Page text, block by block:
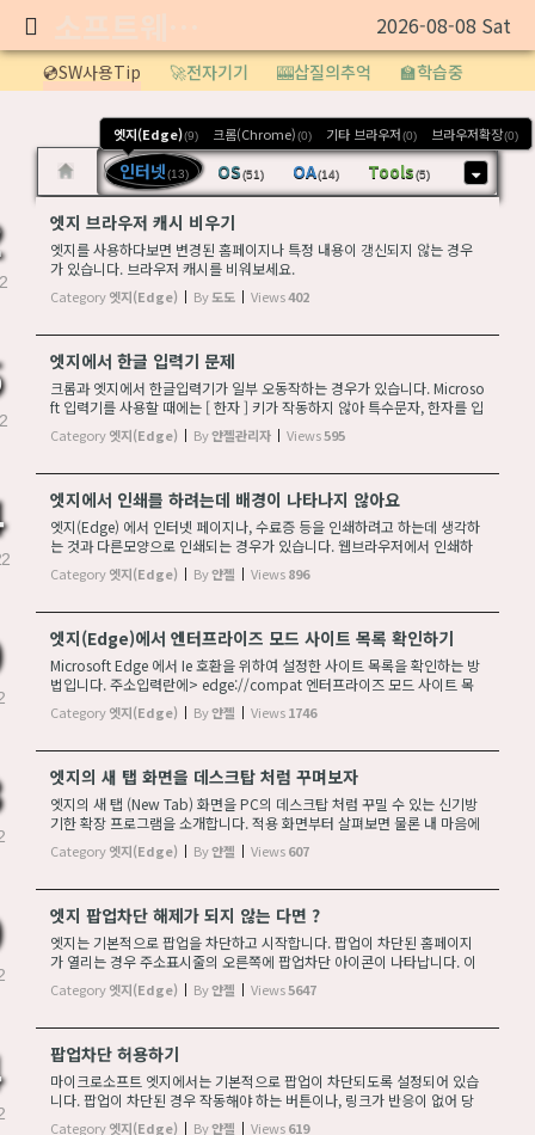
2026-08-08 Sat
💿SW사용Tip 🚀전자기기 🎰삽질의추억 🏫학습중
인터넷(13)
엣지(Edge)(9) 크롬(Chrome)(0) 기타 브라우저(0) 브라우저확장(0)
OS(51) OA(14) Tools(5)
엣지 브라우저 캐시 비우기
엣지를 사용하다보면 변경된 홈페이지나 특정 내용이 갱신되지 않는 경우
가 있습니다. 브라우저 캐시를 비워보세요.
Category엣지(Edge) By도도 Views402
엣지에서 한글 입력기 문제
크롬과 엣지에서 한글입력기가 일부 오동작하는 경우가 있습니다. Microso
ft 입력기를 사용할 때에는 [ 한자 ] 키가 작동하지 않아 특수문자, 한자를 입
력할 수 없습니다. 한컴 입력기를 사용할 때에는 한글이 ㅇㅣㄹㅓㅎㄱㅔ 자
소가 분리되어 입력됩니다. [조...
Category엣지(Edge) By얀젤관리자 Views595
엣지에서 인쇄를 하려는데 배경이 나타나지 않아요
엣지(Edge) 에서 인터넷 페이지나, 수료증 등을 인쇄하려고 하는데 생각하
는 것과 다른모양으로 인쇄되는 경우가 있습니다. 웹브라우저에서 인쇄하
는 경우 배경을 인쇄하지 않도록 기본 설정 되어 있기 때문에 발생하는 문제
입니다. 인쇄 버튼을 눌러 인쇄화면...
Category엣지(Edge) By얀젤 Views896
엣지(Edge)에서 엔터프라이즈 모드 사이트 목록 확인하기
Microsoft Edge 에서 Ie 호환을 위하여 설정한 사이트 목록을 확인하는 방
법입니다. 주소입력란에> edge://compat 엔터프라이즈 모드 사이트 목
록이 나오면 업데이트 강제 적용 버튼을 클릭하여 변경사항을 강제로 업데
이트 할 수 있습니다.
Category엣지(Edge) By얀젤 Views1746
엣지의 새 탭 화면을 데스크탑 처럼 꾸며보자
엣지의 새 탭 (New Tab) 화면을 PC의 데스크탑 처럼 꾸밀 수 있는 신기방
기한 확장 프로그램을 소개합니다. 적용 화면부터 살펴보면 물론 내 마음에
드는 모양으로 꾸미려면 시간을 좀 투자해야 합니다. 설치는 Edge 추가 기
능에서 Desktop New Tab 을 조회해...
Category엣지(Edge) By얀젤 Views607
엣지 팝업차단 해제가 되지 않는 다면 ?
엣지는 기본적으로 팝업을 차단하고 시작합니다. 팝업이 차단된 홈페이지
가 열리는 경우 주소표시줄의 오른쪽에 팝업차단 아이콘이 나타납니다. 이
아이콘을 클릭하여 해당 웹페이지에 접근시 팝업이 항상 허용되도록 설정
할 수 있습니다. 그럼에도 불구하고 ...
Category엣지(Edge) By얀젤 Views5647
팝업차단 허용하기
마이크로소프트 엣지에서는 기본적으로 팝업이 차단되도록 설정되어 있습
니다. 팝업이 차단된 경우 작동해야 하는 버튼이나, 링크가 반응이 없어 당
황할 수 있습니다. 만일 버튼 이나 링크 가 클릭해도 반응이 없다면 팝업이
Category엣지(Edge) By얀젤 Views619
Sketchbook5, 스케치북5
Sketchbook5, 스케치북5